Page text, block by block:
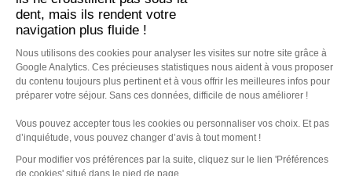
Mentions légales - Politique de confidentialité
Accessibilité numérique
conditions d'utilisationde Google s'appliquent.